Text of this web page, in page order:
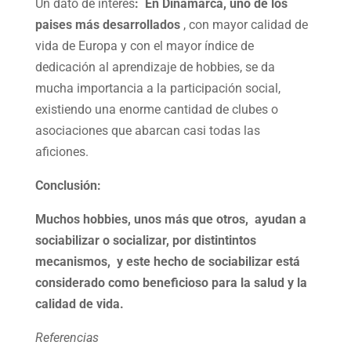
Un dato de interés:
En Dinamarca, uno de los
paises más desarrollados, con mayor calidad de
vida de Europa y con el mayor índice de
dedicación al aprendizaje de hobbies, se da
mucha importancia a la participación social,
existiendo una enorme cantidad de clubes o
asociaciones que abarcan casi todas las
aficiones.
Conclusión:
Muchos hobbies, unos más que otros, ayudan a
sociabilizar o socializar, por distintintos
mecanismos, y este hecho de sociabilizar está
considerado como beneficioso para la salud y la
calidad de vida.
Referencias